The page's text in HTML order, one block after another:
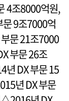
4조8000억원,
9조7000억
문 21조7000
부문 26조
DX 부문 15
년 DX 부문